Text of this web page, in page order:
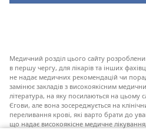
Медичний розділ цього сайту
в першу чергу, для лікарів та інших
не надає медичних рекомендацій чи
замінює закладів з високоякісним
література, на яку посилаються на цьому
Єгови, але вона зосереджується на
переливання крові, які варто брати до
що надає високоякісне медичне